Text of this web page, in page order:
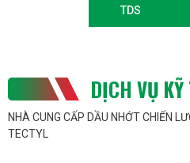
Không độc hại, an toàn
Có khả năng chống chịu
Metanol. Isopropanol,
Ketone, Diethylene
TDS
DỊCH VỤ
NHÀ CUNG CẤP DẦU NHỚT CHIẾN
TECTYL